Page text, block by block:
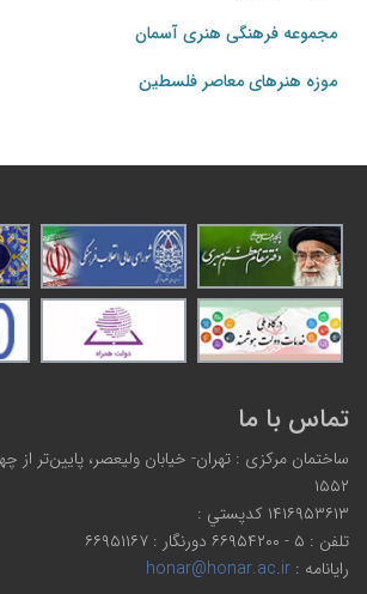
مجموعه فرهنگی هنری آسمان
موزه هنرهای‌ معاصر فلسطین
تماس با ما
ساختمان مرکزی : تهران- خیابان ولیعصر، پایین‌تر از
۱۵۵۲
۱۴۱۶۹۵۳۶۱۳ كدپستي :
تلفن : ۵ - ۶۶۹۵۴۲۰۰ دورنگار : ۶۶۹۵۱۱۶۷
رایانامه :honar@honar.ac.ir